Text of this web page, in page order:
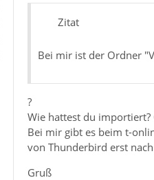
Zitat
Bei mir ist der Ordner
?
Wie hattest du
Bei mir gibt es beim t-
von Thunderbird erst
Gruß